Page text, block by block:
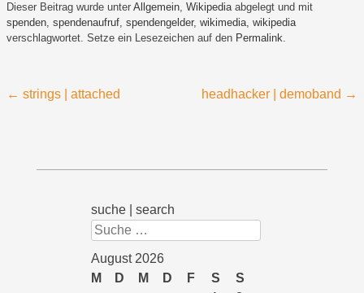
Dieser Beitrag wurde unter Allgemein, Wikipediaabgelegt und mit
spenden, spendenaufruf, spendengelder, wikimedia, wikipedia
verschlagwortet. Setze ein Lesezeichen auf den Permalink.
Beitragsnavigation
← strings | attached headhacker | demoband →
suche | search
Suchen
August 2026
M
D M D F S
S